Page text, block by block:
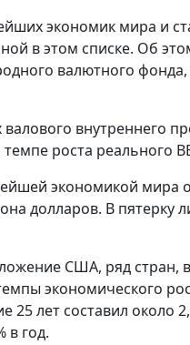
экономик мира и
в этом списке. Об
валютного
внутреннего
роста реального
экономикой мира
долларов. В пятерку
США, ряд стран,
экономического
лет составил около
в год.